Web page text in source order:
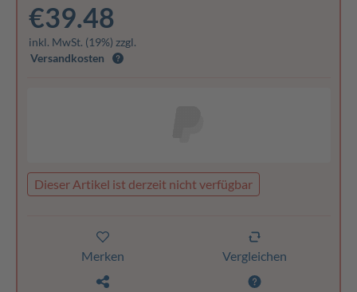
€39.48
inkl. MwSt. (19%) zzgl.
Versandkosten
Dieser Artikel ist derzeit nicht verfügbar
Merken Vergleichen